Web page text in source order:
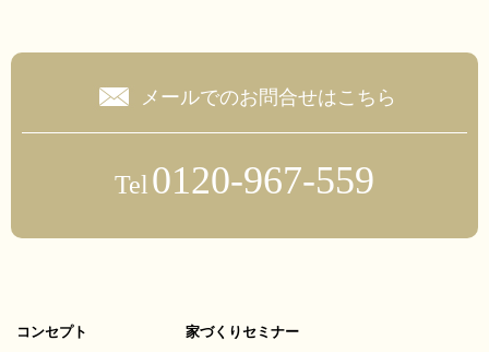
メールでのお問合せはこちら
Tel 0120-967-559
コンセプト 家づくりセミナー